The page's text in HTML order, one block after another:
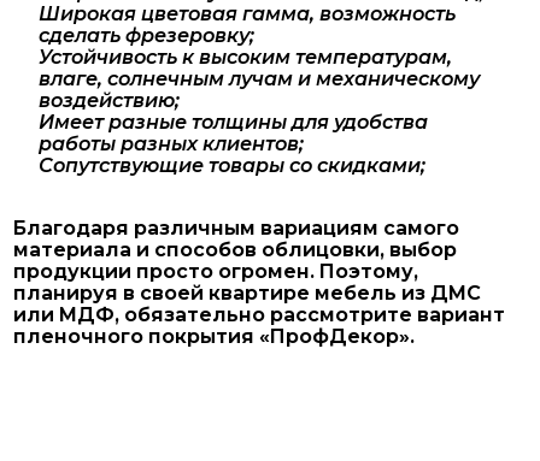
Широкая цветовая гамма, возможность
сделать фрезеровку;
Устойчивость к высоким температурам,
влаге, солнечным лучам и механическому
воздействию;
Имеет разные толщины для удобства
работы разных клиентов;
Сопутствующие товары со скидками;
Благодаря различным вариациям самого
материала и способов облицовки, выбор
продукции просто огромен. Поэтому,
планируя в своей квартире мебель из ДМС
или МДФ, обязательно рассмотрите вариант
пленочного покрытия «ПрофДекор».